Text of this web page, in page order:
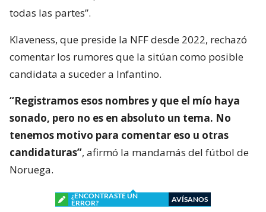
todas las partes”.
Klaveness, que preside la NFF desde 2022, rechazó
comentar los rumores que la sitúan como posible
candidata a suceder a Infantino.
“Registramos esos nombres y que el mío haya
sonado, pero no es en absoluto un tema. No
tenemos motivo para comentar eso u otras
candidaturas”, afirmó la mandamás del fútbol de
Noruega.
¿ENCONTRASTE UN
ERROR?
AVÍSANOS